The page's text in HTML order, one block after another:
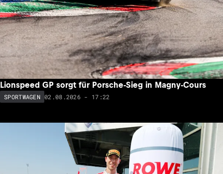
Lionspeed GP sorgt für Porsche-Sieg in Magny-Cours
SPORTWAGEN 02.08.2026 - 17:22